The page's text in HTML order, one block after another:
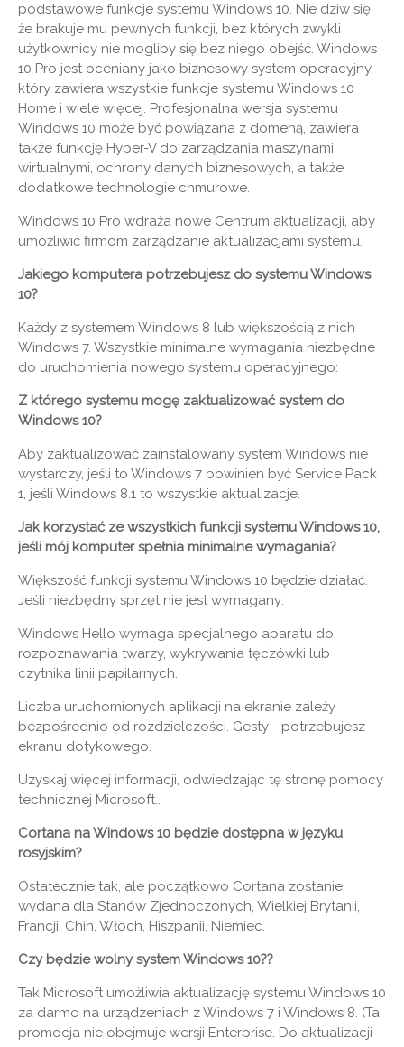
podstawowe funkcje systemu Windows 10. Nie dziw się,
że brakuje mu pewnych funkcji, bez których zwykli
użytkownicy nie mogliby się bez niego obejść. Windows
10 Pro jest oceniany jako biznesowy system operacyjny,
który zawiera wszystkie funkcje systemu Windows 10
Home i wiele więcej. Profesjonalna wersja systemu
Windows 10 może być powiązana z domeną, zawiera
także funkcję Hyper-V do zarządzania maszynami
wirtualnymi, ochrony danych biznesowych, a także
dodatkowe technologie chmurowe.
Windows 10 Pro wdraża nowe Centrum aktualizacji, aby
umożliwić firmom zarządzanie aktualizacjami systemu.
Jakiego komputera potrzebujesz do systemu Windows
10?
Każdy z systemem Windows 8 lub większością z nich
Windows 7. Wszystkie minimalne wymagania niezbędne
do uruchomienia nowego systemu operacyjnego:
Z którego systemu mogę zaktualizować system do
Windows 10?
Aby zaktualizować zainstalowany system Windows nie
wystarczy, jeśli to Windows 7 powinien być Service Pack
1, jeśli Windows 8.1 to wszystkie aktualizacje.
Jak korzystać ze wszystkich funkcji systemu Windows 10,
jeśli mój komputer spełnia minimalne wymagania?
Większość funkcji systemu Windows 10 będzie działać.
Jeśli niezbędny sprzęt nie jest wymagany:
Windows Hello wymaga specjalnego aparatu do
rozpoznawania twarzy, wykrywania tęczówki lub
czytnika linii papilarnych.
Liczba uruchomionych aplikacji na ekranie zależy
bezpośrednio od rozdzielczości. Gesty - potrzebujesz
ekranu dotykowego.
Uzyskaj więcej informacji, odwiedzając tę ​​stronę pomocy
technicznej Microsoft..
Cortana na Windows 10 będzie dostępna w języku
rosyjskim?
Ostatecznie tak, ale początkowo Cortana zostanie
wydana dla Stanów Zjednoczonych, Wielkiej Brytanii,
Francji, Chin, Włoch, Hiszpanii, Niemiec.
Czy będzie wolny system Windows 10??
Tak Microsoft umożliwia aktualizację systemu Windows 10
za darmo na urządzeniach z Windows 7 i Windows 8. (Ta
promocja nie obejmuje wersji Enterprise. Do aktualizacji